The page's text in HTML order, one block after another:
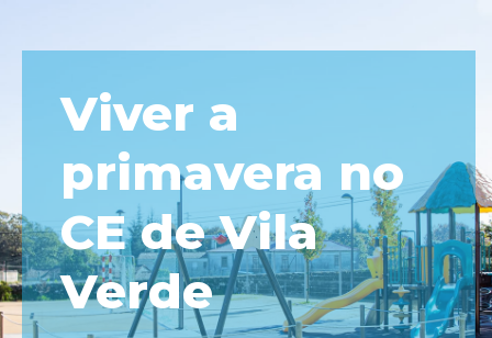
Viver a
primavera no
CE de Vila
Verde